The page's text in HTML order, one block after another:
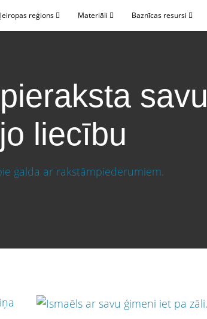
reģions Materiāli Baznīcas resursi
savu
liecību